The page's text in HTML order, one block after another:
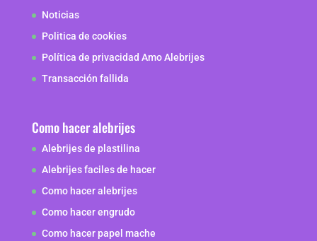
Noticias
Politica de cookies
Política de privacidad Amo Alebrijes
Transacción fallida
Como hacer alebrijes
Alebrijes de plastilina
Alebrijes faciles de hacer
Como hacer alebrijes
Como hacer engrudo
Como hacer papel mache